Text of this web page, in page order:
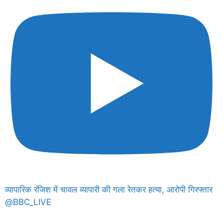
व्यापारिक रंजिश में चावल व्यापारी की गला रेतकर हत्या, आरोपी गिरफ्तार
@BBC_LIVE